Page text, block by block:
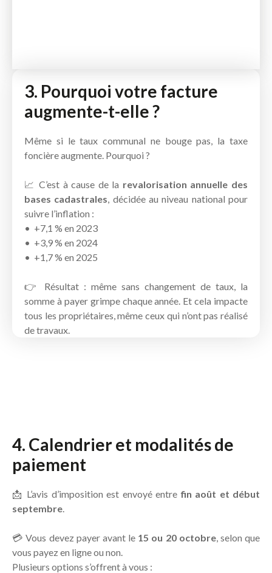
3. Pourquoi votre facture
augmente-t-elle ?
Même si le taux communal ne bouge pas, la taxe
foncière augmente. Pourquoi ?
📈 C’est à cause de la revalorisation annuelle des
bases cadastrales, décidée au niveau national pour
suivre l’inflation :
+7,1 % en 2023
+3,9 % en 2024
+1,7 % en 2025
👉 Résultat : même sans changement de taux, la
somme à payer grimpe chaque année. Et cela impacte
tous les propriétaires, même ceux qui n’ont pas réalisé
de travaux.
4. Calendrier et modalités de
paiement
📩 L’avis d’imposition est envoyé entrefin août et début
septembre.
💳 Vous devez payer avant le 15 ou 20 octobre, selon que
vous payez en ligne ou non.
Plusieurs options s’offrent à vous :